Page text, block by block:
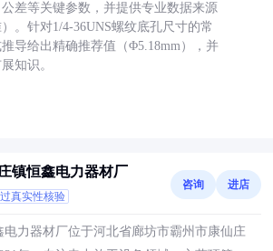
差等关键参数，并提供专业数据来源
）。针对1/4-36UNS螺纹底孔尺寸的常
导给出精确推荐值（Φ5.18mm），并
知识。
镇恒鑫电力器材厂
真实性核验
咨询 进店
电力器材厂位于河北省廊坊市霸州市康仙庄